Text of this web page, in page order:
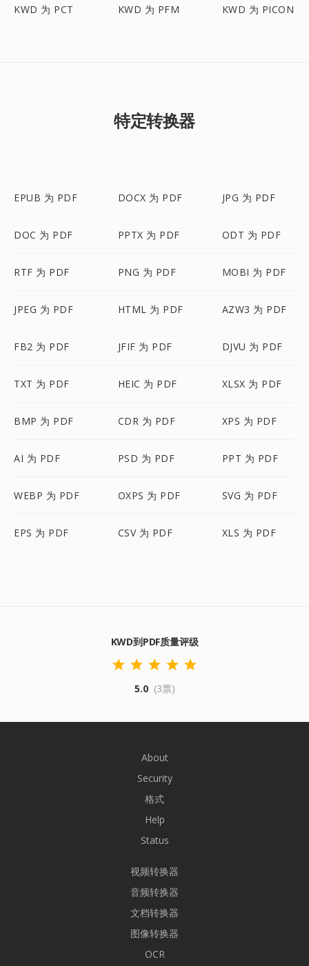
KWD 为 PCT KWD 为 PFM KWD 为 PICON
特定转换器
EPUB 为 PDF DOCX 为 PDF JPG 为 PDF
DOC 为 PDF PPTX 为 PDF ODT 为 PDF
RTF 为 PDF PNG 为 PDF MOBI 为 PDF
JPEG 为 PDF HTML 为 PDF AZW3 为 PDF
FB2 为 PDF JFIF 为 PDF DJVU 为 PDF
TXT 为 PDF HEIC 为 PDF XLSX 为 PDF
BMP 为 PDF CDR 为 PDF XPS 为 PDF
AI 为 PDF PSD 为 PDF PPT 为 PDF
WEBP 为 PDF OXPS 为 PDF SVG 为 PDF
EPS 为 PDF CSV 为 PDF XLS 为 PDF
KWD到PDF质量评级
5.0 (3票)
About
Security
格式
Help
Status
视频转换器
音频转换器
文档转换器
图像转换器
OCR